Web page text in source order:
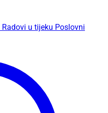
Radovi u tijeku Poslovni